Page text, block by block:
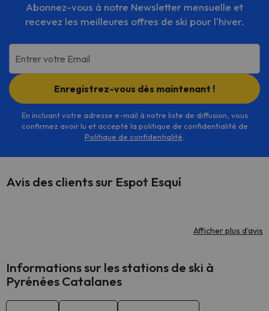
Abonnez-vous à notre Newsletter mensuelle et
recevez les meilleures offres de ski pour l'hiver.
Entrer votre Email
Enregistrez-vous dès maintenant !
En incluant votre adresse e-mail à notre liste de diffusion, vous
confirmez avoir lu et accepté la politique de confidentialité de
Politique de confidentialité
Avis des clients sur Espot Esquí
Afficher plus d'avis
Informations sur les stations de ski à
Pyrénées Catalanes